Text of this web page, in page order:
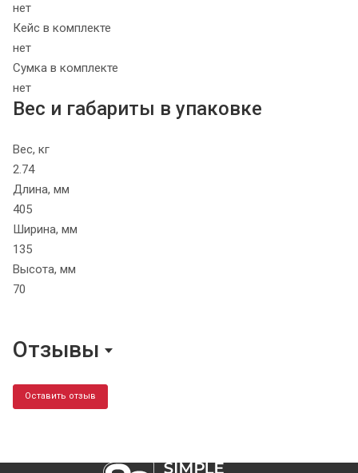
нет
Кейс в комплекте
нет
Сумка в комплекте
нет
Вес и габариты в упаковке
Вес, кг
2.74
Длина, мм
405
Ширина, мм
135
Высота, мм
70
Отзывы
Оставить отзыв